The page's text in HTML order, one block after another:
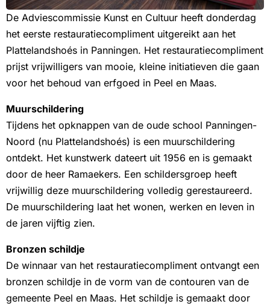
De Adviescommissie Kunst en Cultuur heeft donderdag
het eerste restauratiecompliment uitgereikt aan het
Plattelandshoés in Panningen. Het restauratiecompliment
prijst vrijwilligers van mooie, kleine initiatieven die gaan
voor het behoud van erfgoed in Peel en Maas.
Muurschildering
Tijdens het opknappen van de oude school Panningen-
Noord (nu Plattelandshoés) is een muurschildering
ontdekt. Het kunstwerk dateert uit 1956 en is gemaakt
door de heer Ramaekers. Een schildersgroep heeft
vrijwillig deze muurschildering volledig gerestaureerd.
De muurschildering laat het wonen, werken en leven in
de jaren vijftig zien.
Bronzen schildje
De winnaar van het restauratiecompliment ontvangt een
bronzen schildje in de vorm van de contouren van de
gemeente Peel en Maas. Het schildje is gemaakt door